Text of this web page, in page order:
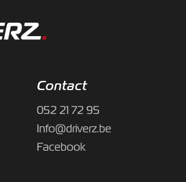
Contact
052 21 72 95
Info@driverz.be
Facebook